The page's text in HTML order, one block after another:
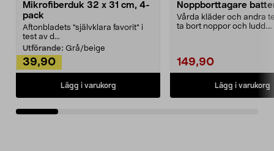
Mikrofiberduk 32 x 31 cm, 4-
pack
Aftonbladets "självklara favorit” i
test av d...
Utförande: Grå/beige
39,90
Lägg i varukorg
Noppborttagare
Vårda kläder och andra
ta bort noppor och ludd.
149,90
Lägg i varukorg